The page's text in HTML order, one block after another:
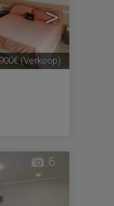
>
(Verkoop)
6